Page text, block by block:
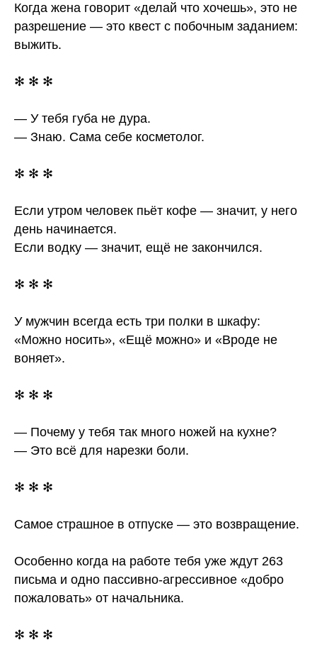
Когда жена говорит «делай что хочешь», это не
разрешение — это квест с побочным заданием:
выжить.
✻ ✻ ✻
— У тебя губа не дура.
— Знаю. Сама себе косметолог.
✻ ✻ ✻
Если утром человек пьёт кофе — значит, у него
день начинается.
Если водку — значит, ещё не закончился.
✻ ✻ ✻
У мужчин всегда есть три полки в шкафу:
«Можно носить», «Ещё можно» и «Вроде не
воняет».
✻ ✻ ✻
— Почему у тебя так много ножей на кухне?
— Это всё для нарезки боли.
✻ ✻ ✻
Самое страшное в отпуске — это возвращение.
Особенно когда на работе тебя уже ждут 263
письма и одно пассивно-агрессивное «добро
пожаловать» от начальника.
✻ ✻ ✻